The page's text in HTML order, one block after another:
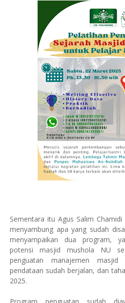
Sementara itu Agus Salim
menyambung apa yang sudah
menyampaikan dua program,
potensi masjid mushola NU
penguatan manajemen
pendataan sudah berjalan, dan
2025.